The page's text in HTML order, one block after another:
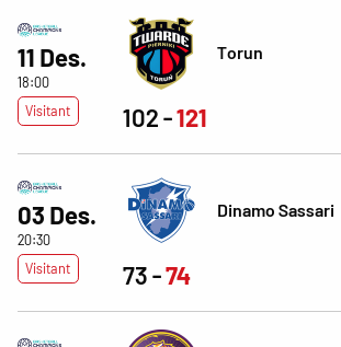
11 Des.
18:00
Visitant
Torun
102 121
03 Des.
20:30
Visitant
Dinamo Sassari
73 74